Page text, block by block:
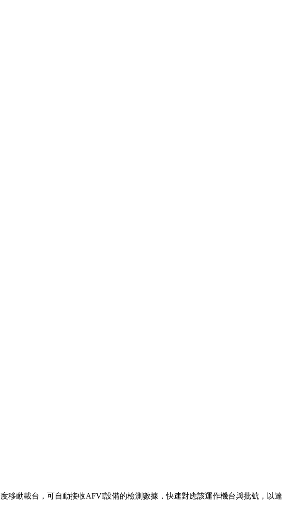
移動載台，可自動接收AFVI設備的檢測數據，快速對應該運作機台與批號，以達